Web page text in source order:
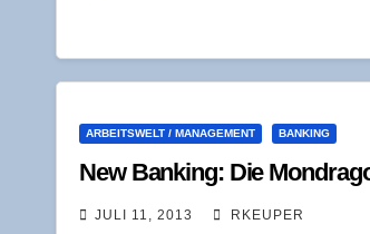
ARBEITSWELT / MANAGEMENT BANKING
New Ban­king: Die
JULI 11, 2013 RKEUPER